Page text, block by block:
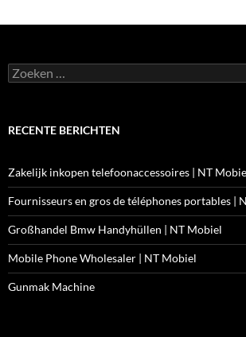
Zoeken
naar:
RECENTE BERICHTEN
Zakelijk inkopen telefoonaccessoires | NT
Fournisseurs en gros de téléphones portables |
Großhandel Bmw Handyhüllen | NT Mobiel
Mobile Phone Wholesaler | NT Mobiel
Gunmak Machine